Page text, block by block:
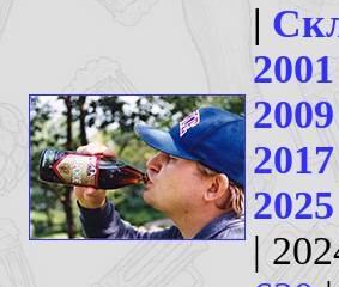
|
2001
2009
2017
2025
|